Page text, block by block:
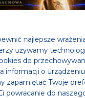
najlepsze
używamy
do
informacji o
zapamiętać Twoje
powracanie do